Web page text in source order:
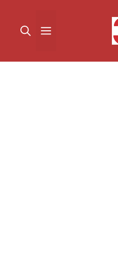
القائمة